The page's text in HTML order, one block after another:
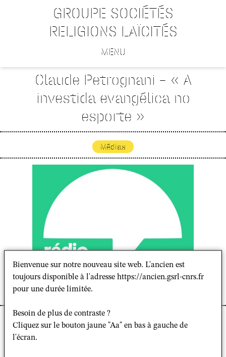
GROUPE SOCIÉTÉS
RELIGIONS LAÏCITÉS
MENU
Claude Petrognani – « A
investida evangélica no
esporte »
Médias
« A investida evangélica no esporte »
Claude Pet
Bienvenue sur notre nouveau site web. L'ancien est
toujours disponible à l'adresse https://ancien.gsrl-cnrs.fr
pour une durée limitée.
Besoin de plus de contraste ?
Cliquez sur le bouton jaune "Aa" en bas à gauche de
l'écran.